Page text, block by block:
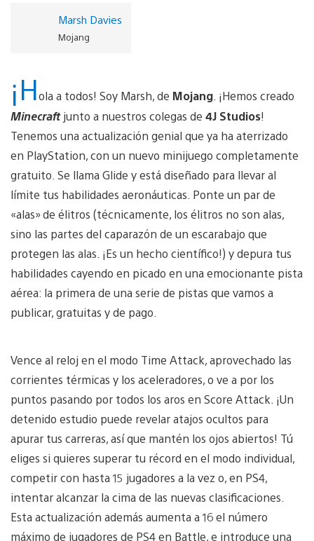
Marsh Davies
Mojang
¡Hola a todos! Soy Marsh, de Mojang . ¡Hemos creado
Minecraftjunto a nuestros colegas de 4J Studios!
Tenemos una actualización genial que ya ha aterrizado
en PlayStation, con un nuevo minijuego completamente
gratuito. Se llama Glide y está diseñado para llevar al
límite tus habilidades aeronáuticas. Ponte un par de
«alas» de élitros (técnicamente, los élitros no son alas,
sino las partes del caparazón de un escarabajo que
protegen las alas. ¡Es un hecho científico!) y depura tus
habilidades cayendo en picado en una emocionante pista
aérea: la primera de una serie de pistas que vamos a
publicar, gratuitas y de pago.
Vence al reloj en el modo Time Attack, aprovechado las
corrientes térmicas y los aceleradores, o ve a por los
puntos pasando por todos los aros en Score Attack. ¡Un
detenido estudio puede revelar atajos ocultos para
apurar tus carreras, así que mantén los ojos abiertos! Tú
eliges si quieres superar tu récord en el modo individual,
competir con hasta 15 jugadores a la vez o, en PS4,
intentar alcanzar la cima de las nuevas clasificaciones.
Esta actualización además aumenta a 16 el número
máximo de jugadores de PS4 en Battle, e introduce una